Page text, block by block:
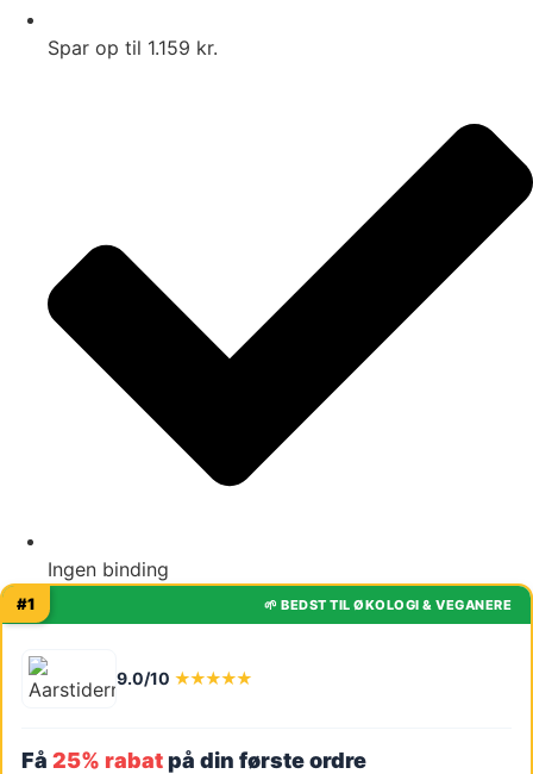
Spar op til 1.159 kr.
Ingen binding
🌱 BEDST TIL ØKOLOGI & VEGANERE
#1
9.0/10 ★★★★★
Få 25% rabatpå din første ordre